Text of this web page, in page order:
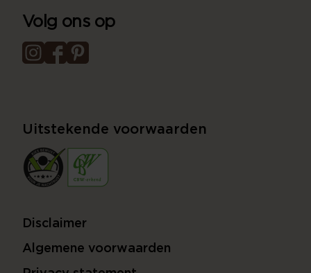
Volg ons op
Uitstekende voorwaarden
Disclaimer
Algemene voorwaarden